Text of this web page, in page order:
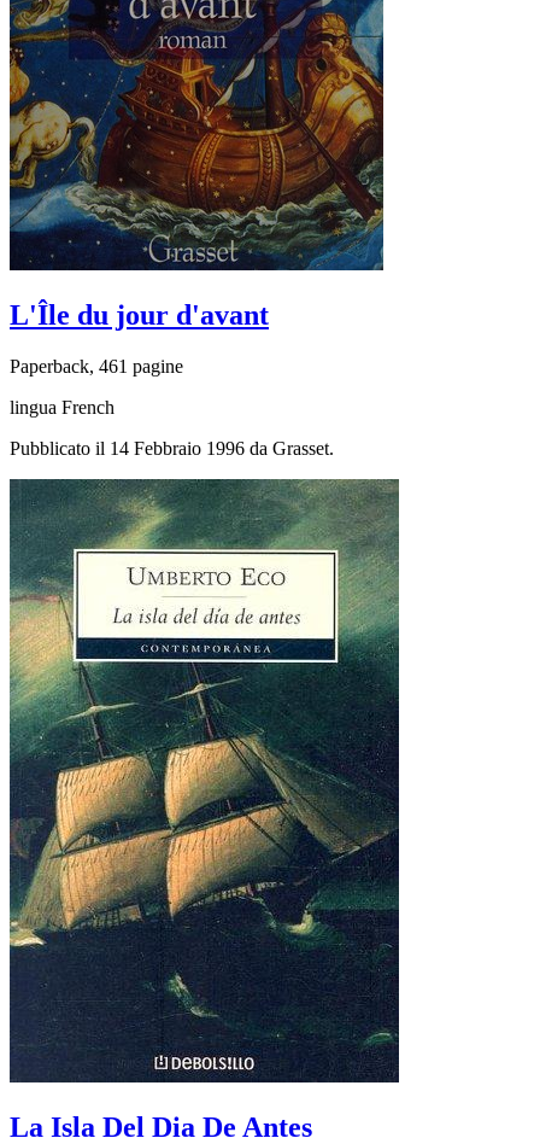
L'Île du jour d'avant
Paperback, 461 pagine
lingua French
Pubblicato il 14 Febbraio 1996 da Grasset.
La Isla Del Dia De Antes